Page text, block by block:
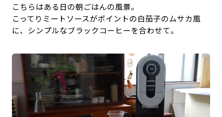
こちらはある日の朝ごはんの風景。
こってりミートソースがポイントの白茄子のムサカ風
に、シンプルなブラックコーヒーを合わせて。